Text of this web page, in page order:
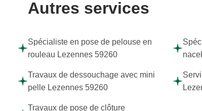
Autres services
Spécialiste en pose de pelouse en
rouleau Lezennes 59260
Travaux de dessouchage avec mini
pelle Lezennes 59260
Travaux de pose de clôture